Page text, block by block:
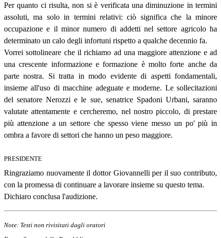
Per quanto ci risulta, non si è verificata una diminuzione in termini
assoluti, ma solo in termini relativi: ciò significa che la minore
occupazione e il minor numero di addetti nel settore agricolo ha
determinato un calo degli infortuni rispetto a qualche decennio fa.
Vorrei sottolineare che il richiamo ad una maggiore attenzione e ad
una crescente informazione e formazione è molto forte anche da
parte nostra. Si tratta in modo evidente di aspetti fondamentali,
insieme all'uso di macchine adeguate e moderne. Le sollecitazioni
del senatore Nerozzi e le sue, senatrice Spadoni Urbani, saranno
valutate attentamente e cercheremo, nel nostro piccolo, di prestare
più attenzione a un settore che spesso viene messo un po' più in
ombra a favore di settori che hanno un peso maggiore.
PRESIDENTE
Ringraziamo nuovamente il dottor Giovannelli per il suo contributo,
con la promessa di continuare a lavorare insieme su questo tema.
Dichiaro conclusa l'audizione.
Note: Testi non rivisitati dagli oratori